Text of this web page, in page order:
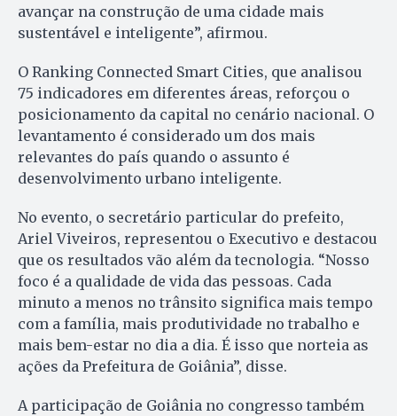
avançar na construção de uma cidade mais
sustentável e inteligente”, afirmou.
O Ranking Connected Smart Cities, que analisou
75 indicadores em diferentes áreas, reforçou o
posicionamento da capital no cenário nacional. O
levantamento é considerado um dos mais
relevantes do país quando o assunto é
desenvolvimento urbano inteligente.
No evento, o secretário particular do prefeito,
Ariel Viveiros, representou o Executivo e destacou
que os resultados vão além da tecnologia. “Nosso
foco é a qualidade de vida das pessoas. Cada
minuto a menos no trânsito significa mais tempo
com a família, mais produtividade no trabalho e
mais bem-estar no dia a dia. É isso que norteia as
ações da Prefeitura de Goiânia”, disse.
A participação de Goiânia no congresso também